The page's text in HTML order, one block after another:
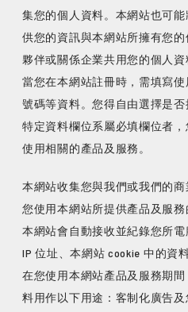
集您的個人資料。本網站也可
供您的資訊與本網站所擁有您
夥伴或關係企業共用您的個人資
當您在本網站註冊時，需填寫
號碼等資料。您得自由選擇是
特定資料欄位系屬必填欄位者
本網站收集您與我們或我們的
您使用本網站所提供產品及服務
本網站會自動接收並紀錄您所
IP 位址、本網站 cookie 中的資
在您使用本網站產品及服務期
料用作以下用途：客制化廣告